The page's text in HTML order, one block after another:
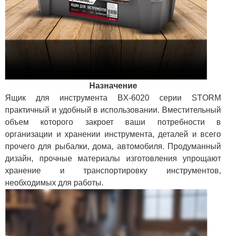
Назначение
Ящик для инструмента BX-6020 серии STORM
практичный и удобный в использовании. Вместительный
объем которого закроет ваши потребности в
организации и хранении инструмента, деталей и всего
прочего для рыбалки, дома, автомобиля. Продуманный
дизайн, прочные материалы изготовления упрощают
хранение и транспортировку инструментов,
необходимых для работы.